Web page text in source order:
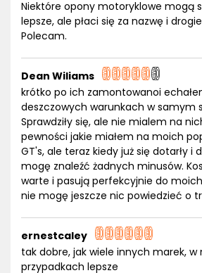
Niektóre opony motoryklowe mogą
lepsze, ale płaci się za nazwę i
Polecam.
Dean Wiliams
krótko po ich zamontowanoi
deszczowych warunkach w samym
Sprawdziły się, ale nie mialem na
pewności jakie miałem na moich
GT's, ale teraz kiedy już się dotarły i
mogę znaleźć żadnych minusów.
warte i pasują perfekcyjnie do
nie mogę jeszcze nic powiedzieć o
ernestcaley
tak dobre, jak wiele innych marek, w
przypadkach lepsze